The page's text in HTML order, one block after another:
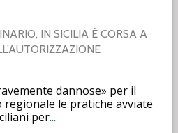
IN SICILIA È CORSA A
dannose» per il
le pratiche avviate
per…